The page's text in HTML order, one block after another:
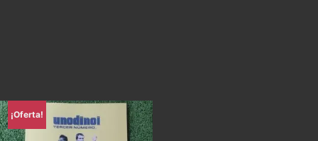
¡Oferta!